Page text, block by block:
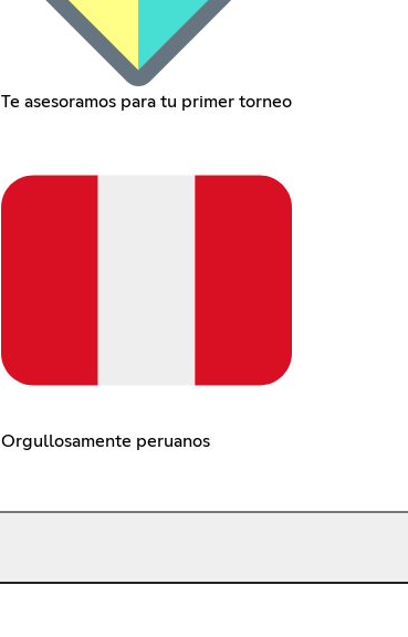
Te asesoramos para tu primer torneo
Orgullosamente peruanos